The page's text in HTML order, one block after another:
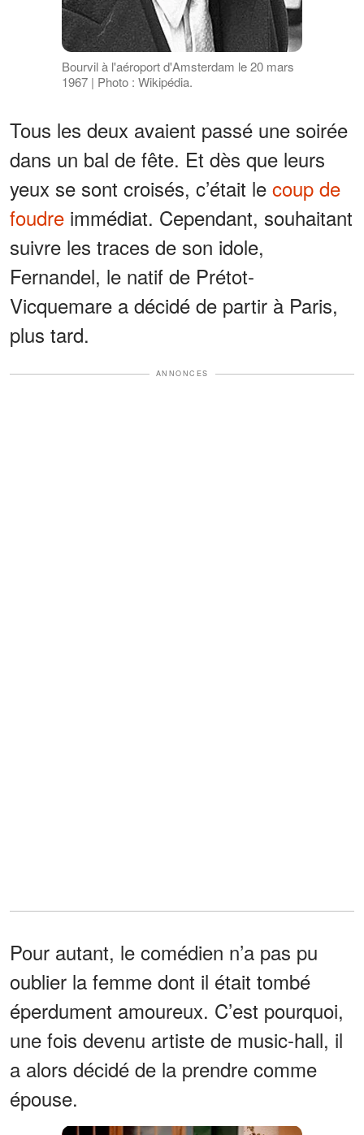
Bourvil à l'aéroport d'Amsterdam le 20 mars
1967 | Photo : Wikipédia.
Tous les deux avaient passé une soirée
dans un bal de fête. Et dès que leurs
yeux se sont croisés, c’était le coup de
foudre immédiat. Cependant, souhaitant
suivre les traces de son idole,
Fernandel, le natif de Prétot-
Vicquemare a décidé de partir à Paris,
plus tard.
ANNONCES
Pour autant, le comédien n’a pas pu
oublier la femme dont il était tombé
éperdument amoureux. C’est pourquoi,
une fois devenu artiste de music-hall, il
a alors décidé de la prendre comme
épouse.